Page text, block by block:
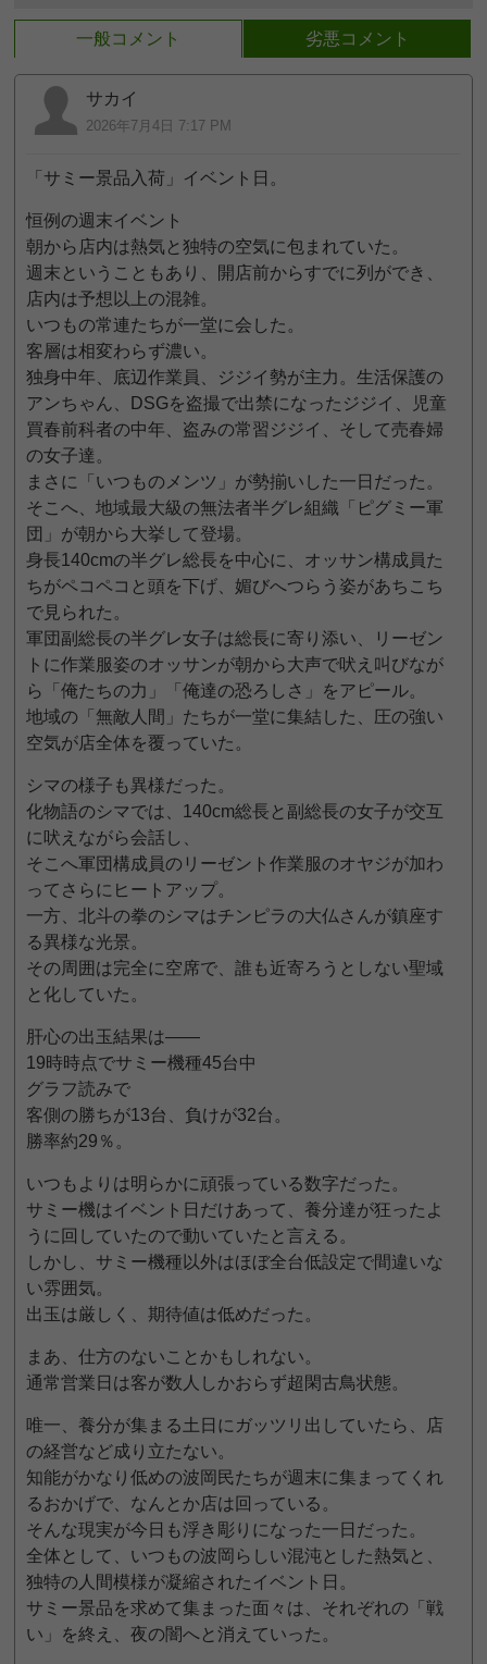
一般コメント 劣悪コメント
サカイ
2026年7月4日 7:17 PM
「サミー景品入荷」イベント日。
恒例の週末イベント
朝から店内は熱気と独特の空気に包まれていた。
週末ということもあり、開店前からすでに列ができ、
店内は予想以上の混雑。
いつもの常連たちが一堂に会した。
客層は相変わらず濃い。
独身中年、底辺作業員、ジジイ勢が主力。生活保護の
アンちゃん、DSGを盗撮で出禁になったジジイ、児童
買春前科者の中年、盗みの常習ジジイ、そして売春婦
の女子達。
まさに「いつものメンツ」が勢揃いした一日だった。
そこへ、地域最大級の無法者半グレ組織「ピグミー軍
団」が朝から大挙して登場。
身長140cmの半グレ総長を中心に、オッサン構成員た
ちがペコペコと頭を下げ、媚びへつらう姿があちこち
で見られた。
軍団副総長の半グレ女子は総長に寄り添い、リーゼン
トに作業服姿のオッサンが朝から大声で吠え叫びなが
ら「俺たちの力」「俺達の恐ろしさ」をアピール。
地域の「無敵人間」たちが一堂に集結した、圧の強い
空気が店全体を覆っていた。
シマの様子も異様だった。
化物語のシマでは、140cm総長と副総長の女子が交互
に吠えながら会話し、
そこへ軍団構成員のリーゼント作業服のオヤジが加わ
ってさらにヒートアップ。
一方、北斗の拳のシマはチンピラの大仏さんが鎮座す
る異様な光景。
その周囲は完全に空席で、誰も近寄ろうとしない聖域
と化していた。
肝心の出玉結果は——
19時時点でサミー機種45台中
グラフ読みで
客側の勝ちが13台、負けが32台。
勝率約29％。
いつもよりは明らかに頑張っている数字だった。
サミー機はイベント日だけあって、養分達が狂ったよ
うに回していたので動いていたと言える。
しかし、サミー機種以外はほぼ全台低設定で間違いな
い雰囲気。
出玉は厳しく、期待値は低めだった。
まあ、仕方のないことかもしれない。
通常営業日は客が数人しかおらず超閑古鳥状態。
唯一、養分が集まる土日にガッツリ出していたら、店
の経営など成り立たない。
知能がかなり低めの波岡民たちが週末に集まってくれ
るおかげで、なんとか店は回っている。
そんな現実が今日も浮き彫りになった一日だった。
全体として、いつもの波岡らしい混沌とした熱気と、
独特の人間模様が凝縮されたイベント日。
サミー景品を求めて集まった面々は、それぞれの「戦
い」を終え、夜の闇へと消えていった。